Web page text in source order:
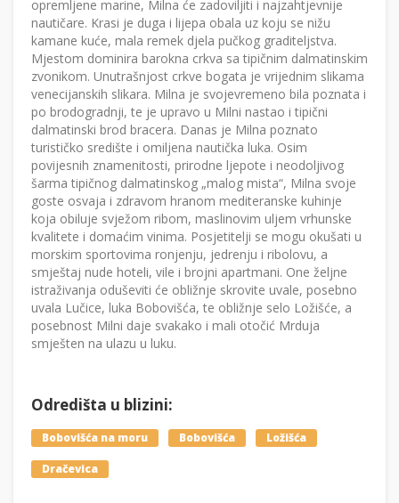
opremljene marine, Milna će zadoviljiti i najzahtjevnije
nautičare. Krasi je duga i lijepa obala uz koju se nižu
kamane kuće, mala remek djela pučkog graditeljstva.
Mjestom dominira barokna crkva sa tipičnim dalmatinskim
zvonikom. Unutrašnjost crkve bogata je vrijednim slikama
venecijanskih slikara. Milna je svojevremeno bila poznata i
po brodogradnji, te je upravo u Milni nastao i tipični
dalmatinski brod bracera. Danas je Milna poznato
turističko središte i omiljena nautička luka. Osim
povijesnih znamenitosti, prirodne ljepote i neodoljivog
šarma tipičnog dalmatinskog „malog mista“, Milna svoje
goste osvaja i zdravom hranom mediteranske kuhinje
koja obiluje svježom ribom, maslinovim uljem vrhunske
kvalitete i domaćim vinima. Posjetitelji se mogu okušati u
morskim sportovima ronjenju, jedrenju i ribolovu, a
smještaj nude hoteli, vile i brojni apartmani. One željne
istraživanja oduševiti će obližnje skrovite uvale, posebno
uvala Lučice, luka Bobovišća, te obližnje selo Ložišće, a
posebnost Milni daje svakako i mali otočić Mrduja
smješten na ulazu u luku.
Odredišta u blizini:
Bobovišća na moru Bobovišća Ložišća
Dračevica